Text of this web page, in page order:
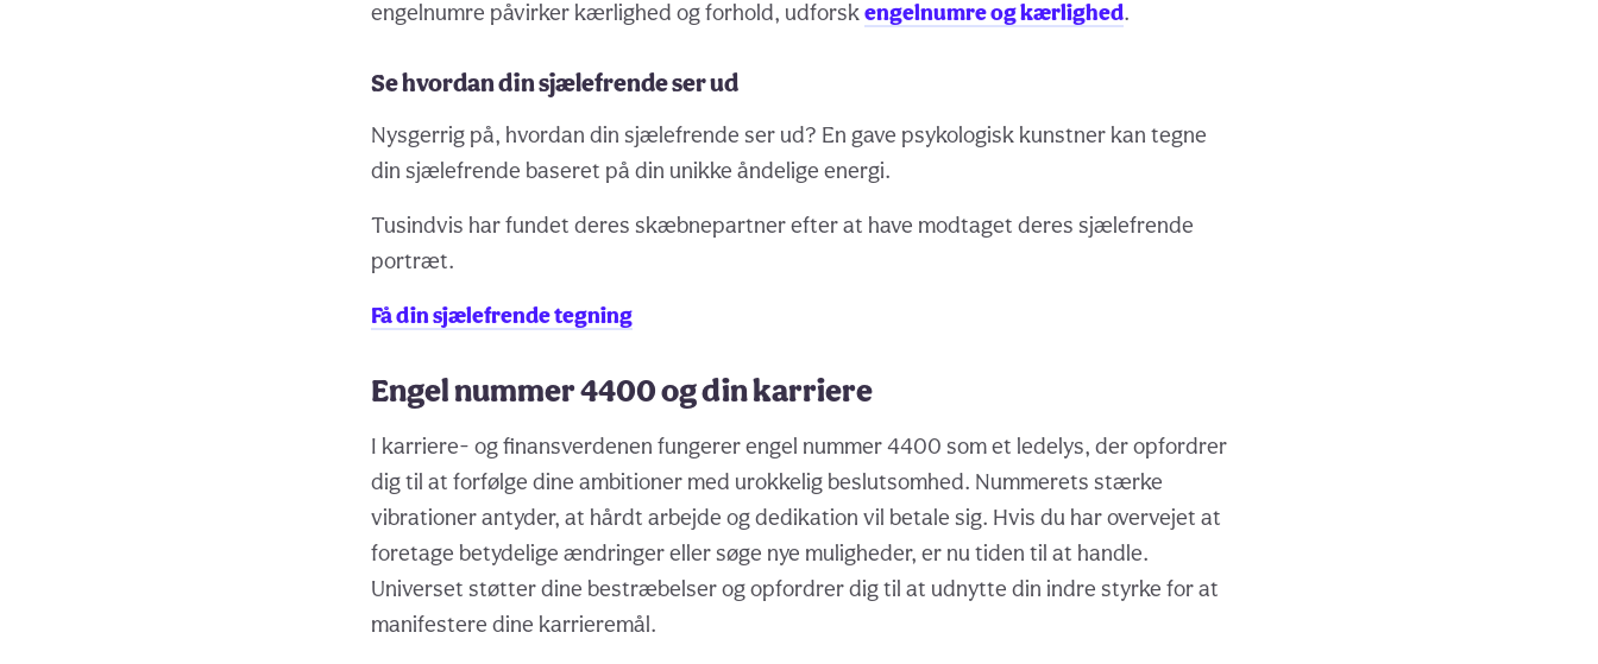
engelnumre påvirker kærlighed og forhold, udforskengelnumre og kærlighed.
Se hvordan din sjælefrende ser ud
Nysgerrig på, hvordan din sjælefrende ser ud? En gave psykologisk kunstner kan tegne
din sjælefrende baseret på din unikke åndelige energi.
Tusindvis har fundet deres skæbnepartner efter at have modtaget deres sjælefrende
portræt.
Få din sjælefrende tegning
Engel nummer 4400 og din karriere
I karriere- og finansverdenen fungerer engel nummer 4400 som et ledelys, der opfordrer
dig til at forfølge dine ambitioner med urokkelig beslutsomhed. Nummerets stærke
vibrationer antyder, at hårdt arbejde og dedikation vil betale sig. Hvis du har overvejet at
foretage betydelige ændringer eller søge nye muligheder, er nu tiden til at handle.
Universet støtter dine bestræbelser og opfordrer dig til at udnytte din indre styrke for at
manifestere dine karrieremål.